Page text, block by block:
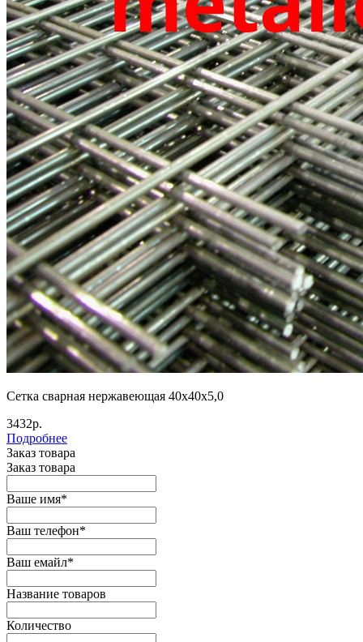
Сетка сварная нержавеющая 40х40х5,0
3432р.
Подробнее
Заказ товара
Заказ товара
Ваше имя*
Ваш телефон*
Ваш емайл*
Название товаров
Количество